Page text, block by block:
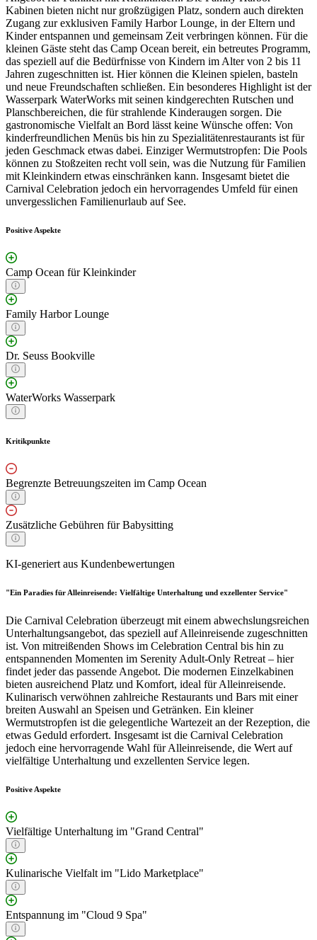
Kabinen bieten nicht nur großzügigen Platz, sondern auch direkten
Zugang zur exklusiven Family Harbor Lounge, in der Eltern und
Kinder entspannen und gemeinsam Zeit verbringen können. Für die
kleinen Gäste steht das Camp Ocean bereit, ein betreutes Programm,
das speziell auf die Bedürfnisse von Kindern im Alter von 2 bis 11
Jahren zugeschnitten ist. Hier können die Kleinen spielen, basteln
und neue Freundschaften schließen. Ein besonderes Highlight ist der
Wasserpark WaterWorks mit seinen kindgerechten Rutschen und
Planschbereichen, die für strahlende Kinderaugen sorgen. Die
gastronomische Vielfalt an Bord lässt keine Wünsche offen: Von
kinderfreundlichen Menüs bis hin zu Spezialitätenrestaurants ist für
jeden Geschmack etwas dabei. Einziger Wermutstropfen: Die Pools
können zu Stoßzeiten recht voll sein, was die Nutzung für Familien
mit Kleinkindern etwas einschränken kann. Insgesamt bietet die
Carnival Celebration jedoch ein hervorragendes Umfeld für einen
unvergesslichen Familienurlaub auf See.
Positive Aspekte
Camp Ocean für Kleinkinder
Family Harbor Lounge
Dr. Seuss Bookville
WaterWorks Wasserpark
Kritikpunkte
Begrenzte Betreuungszeiten im Camp Ocean
Zusätzliche Gebühren für Babysitting
KI-generiert aus Kundenbewertungen
"Ein Paradies für Alleinreisende: Vielfältige Unterhaltung und exzellenter Service"
Die Carnival Celebration überzeugt mit einem abwechslungsreichen
Unterhaltungsangebot, das speziell auf Alleinreisende zugeschnitten
ist. Von mitreißenden Shows im Celebration Central bis hin zu
entspannenden Momenten im Serenity Adult-Only Retreat – hier
findet jeder das passende Angebot. Die modernen Einzelkabinen
bieten ausreichend Platz und Komfort, ideal für Alleinreisende.
Kulinarisch verwöhnen zahlreiche Restaurants und Bars mit einer
breiten Auswahl an Speisen und Getränken. Ein kleiner
Wermutstropfen ist die gelegentliche Wartezeit an der Rezeption, die
etwas Geduld erfordert. Insgesamt ist die Carnival Celebration
jedoch eine hervorragende Wahl für Alleinreisende, die Wert auf
vielfältige Unterhaltung und exzellenten Service legen.
Positive Aspekte
Vielfältige Unterhaltung im "Grand Central"
Kulinarische Vielfalt im "Lido Marketplace"
Entspannung im "Cloud 9 Spa"